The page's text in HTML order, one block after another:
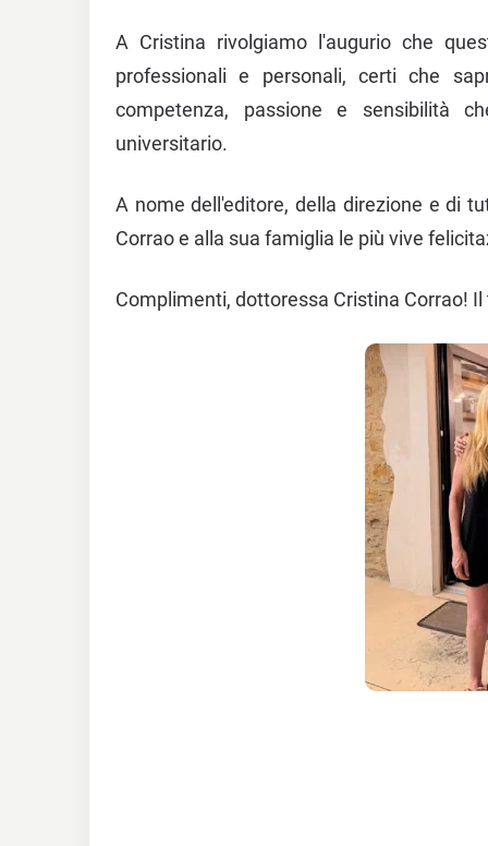
A Cristina rivolgiamo l'augurio che
professionali e personali, certi che
competenza, passione e sensibilità
universitario.
A nome dell'editore, della direzione e di
Corrao e alla sua famiglia le più vive
Complimenti, dottoressa Cristina Corrao!